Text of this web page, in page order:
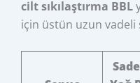
cilt sıkılaştırma BBL
için üstün uzun